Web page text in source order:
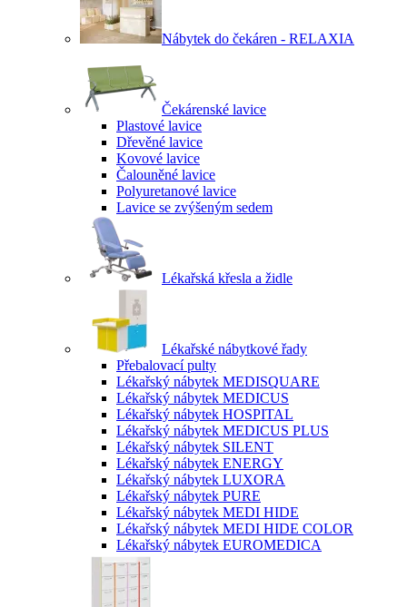
Nábytek do čekáren - RELAXIA
Čekárenské lavice
Plastové lavice
Dřevěné lavice
Kovové lavice
Čalouněné lavice
Polyuretanové lavice
Lavice se zvýšeným sedem
Lékařská křesla a židle
Lékařské nábytkové řady
Přebalovací pulty
Lékařský nábytek MEDISQUARE
Lékařský nábytek MEDICUS
Lékařský nábytek HOSPITAL
Lékařský nábytek MEDICUS PLUS
Lékařský nábytek SILENT
Lékařský nábytek ENERGY
Lékařský nábytek LUXORA
Lékařský nábytek PURE
Lékařský nábytek MEDI HIDE
Lékařský nábytek MEDI HIDE COLOR
Lékařský nábytek EUROMEDICA